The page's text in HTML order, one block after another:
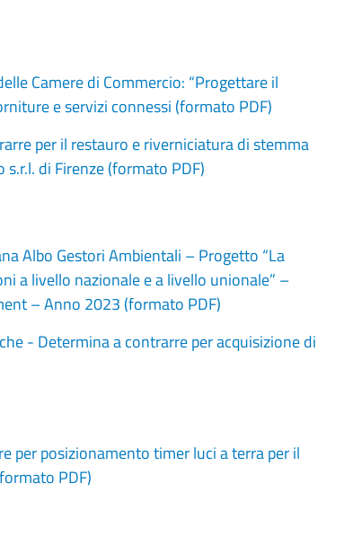
Camere di Commercio: “Progettare il
e servizi connessi (formato PDF)
per il restauro e riverniciatura di stemma
di Firenze (formato PDF)
Albo Gestori Ambientali – Progetto “La
a livello nazionale e a livello unionale” –
– Anno 2023 (formato PDF)
- Determina a contrarre per acquisizione di
per posizionamento timer luci a terra per il
PDF)